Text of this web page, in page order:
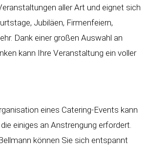
aller Art und eignet sich
Jubiläen, Firmenfeiern,
Dank einer großen Auswahl an
kann Ihre Veranstaltung ein voller
eines Catering-Events kann
einiges an Anstrengung erfordert.
können Sie sich entspannt